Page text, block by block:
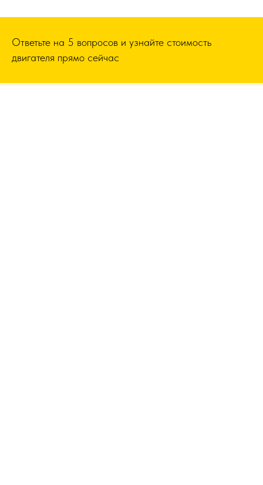
Ответьте на 5 вопросов и узнайте стоимость
двигателя прямо сейчас